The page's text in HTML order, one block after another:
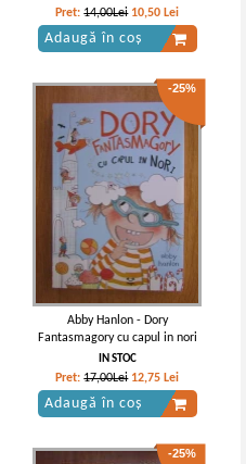
Pret:14,00Lei 10,50 Lei
Adaugă în coș
-25%
Abby Hanlon - Dory
Fantasmagory cu capul in nori
IN STOC
Pret:17,00Lei 12,75 Lei
Adaugă în coș
-25%